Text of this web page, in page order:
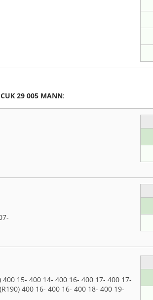
CUK 29 005 MANN:
15- 400 14- 400 16- 400 17- 400 17-
400 16- 400 16- 400 18- 400 19-